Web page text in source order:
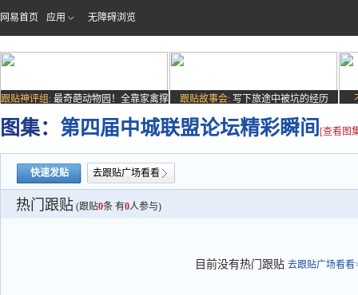
网易首页 应用 无障碍浏览
跟贴神评组: 最奇葩动物园！全靠家禽撑
场子
跟贴故事会: 写下旅途中被坑的经历
图集： 第四届中城联盟论坛精彩瞬间 [查看图
快速发贴 去跟贴广场看看
热门跟贴 (跟贴0条 有0人参与)
目前没有热门跟贴 去跟贴广场看看